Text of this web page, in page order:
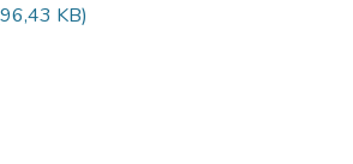
KB)